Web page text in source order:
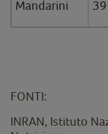
Mandarini 39
FONTI:
INRAN, Istituto